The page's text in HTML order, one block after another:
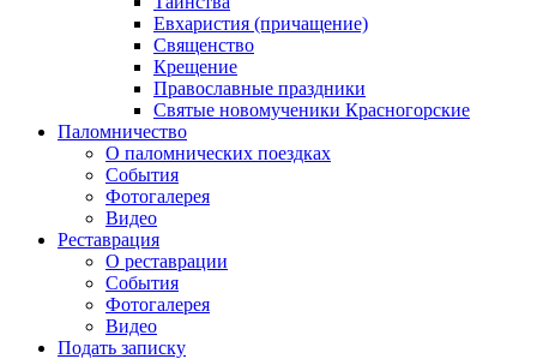
Евхаристия (причащение)
Священство
Крещение
Православные праздники
Святые новомученики Красногорские
Паломничество
О паломнических поездках
События
Фотогалерея
Видео
Реставрация
О реставрации
События
Фотогалерея
Видео
Подать записку